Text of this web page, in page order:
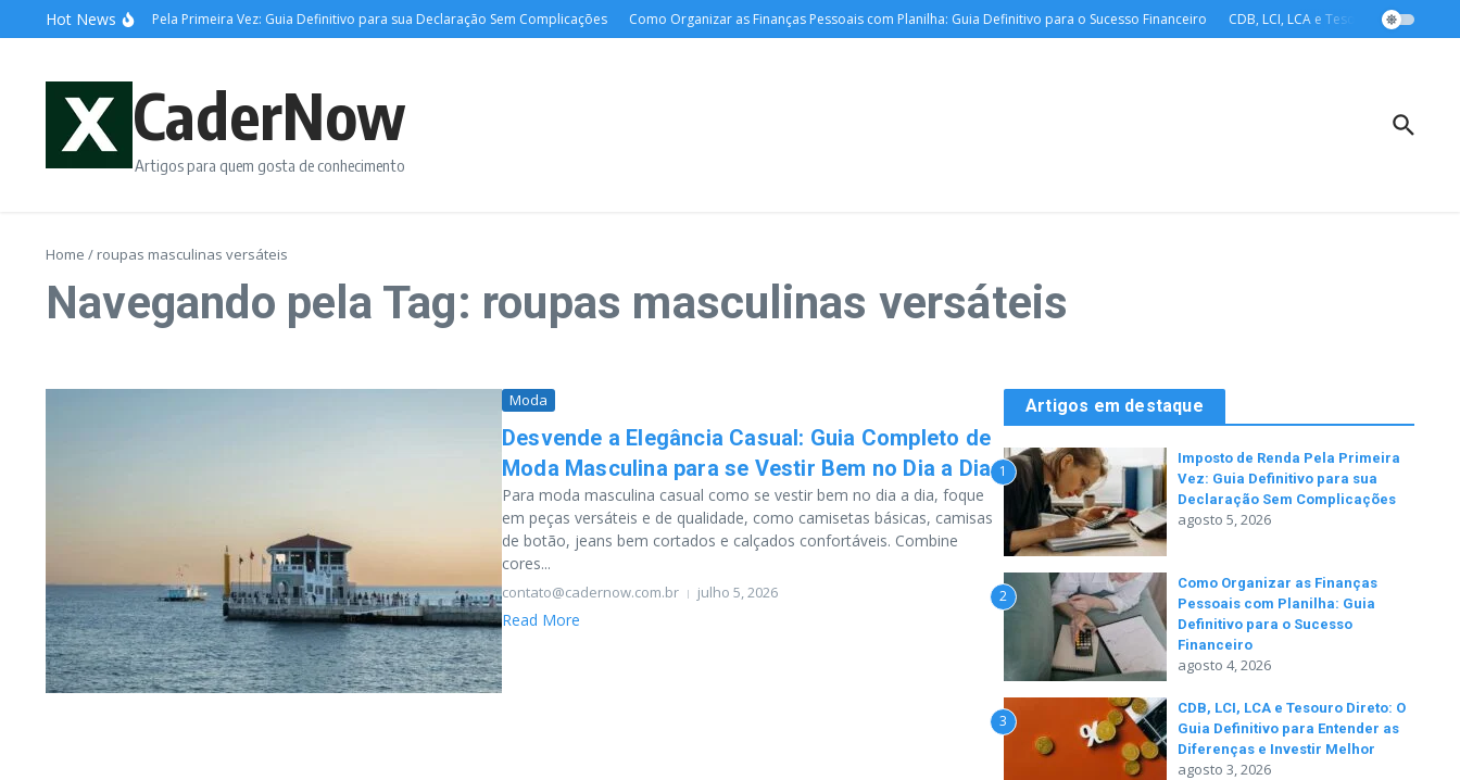
Ir para o conteúdo
Hot News
Imposto de Renda Pela Primeira Vez: Guia Definitivo para sua Declaração Sem Complicações Como Organizar as Finanças Pessoais com Planilha: Guia Definitivo para o Sucesso Financeiro CDB, LCI, LCA e Tesouro Direto: O
CaderNow
Artigos para quem gosta de conhecimento
Home / roupas masculinas versáteis
Navegando pela Tag: roupas masculinas versáteis
Moda
Desvende a Elegância Casual: Guia Completo de
Moda Masculina para se Vestir Bem no Dia a Dia
Para moda masculina casual como se vestir bem no dia a dia, foque
em peças versáteis e de qualidade, como camisetas básicas, camisas
de botão, jeans bem cortados e calçados confortáveis. Combine
cores...
contato@cadernow.com.br julho 5, 2026
Read More
Artigos em destaque
1
Imposto de Renda Pela Primeira
Vez: Guia Definitivo para sua
Declaração Sem Complicações
agosto 5, 2026
2
Como Organizar as Finanças
Pessoais com Planilha: Guia
Definitivo para o Sucesso
Financeiro
agosto 4, 2026
3
CDB, LCI, LCA e Tesouro Direto: O
Guia Definitivo para Entender as
Diferenças e Investir Melhor
agosto 3, 2026